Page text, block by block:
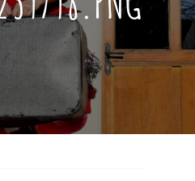
Posted
On
Août
2020